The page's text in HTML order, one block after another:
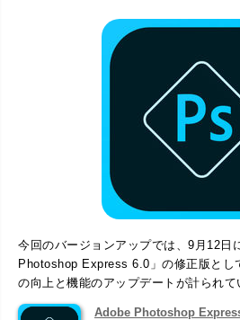
今回のバージョンアップでは、9月12日
Photoshop Express 6.0」の修正版とし
の向上と機能のアップデートが計られて
Adobe Photoshop